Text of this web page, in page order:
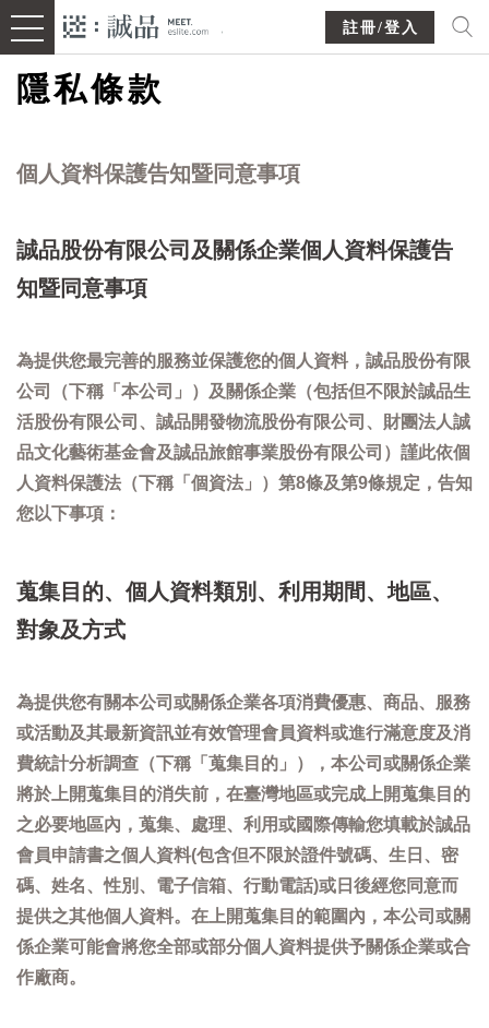
註冊/登入
隱私條款
個人資料保護告知暨同意事項
誠品股份有限公司及關係企業個人資料保護告
知暨同意事項
為提供您最完善的服務並保護您的個人資料，誠品股份有限
公司（下稱「本公司」）及關係企業（包括但不限於誠品生
活股份有限公司、誠品開發物流股份有限公司、財團法人誠
品文化藝術基金會及誠品旅館事業股份有限公司）謹此依個
人資料保護法（下稱「個資法」）第8條及第9條規定，告知
您以下事項：
蒐集目的、個人資料類別、利用期間、地區、
對象及方式
為提供您有關本公司或關係企業各項消費優惠、商品、服務
或活動及其最新資訊並有效管理會員資料或進行滿意度及消
費統計分析調查（下稱「蒐集目的」），本公司或關係企業
將於上開蒐集目的消失前，在臺灣地區或完成上開蒐集目的
之必要地區內，蒐集、處理、利用或國際傳輸您填載於誠品
會員申請書之個人資料(包含但不限於證件號碼、生日、密
碼、姓名、性別、電子信箱、行動電話)或日後經您同意而
提供之其他個人資料。在上開蒐集目的範圍內，本公司或關
係企業可能會將您全部或部分個人資料提供予關係企業或合
作廠商。